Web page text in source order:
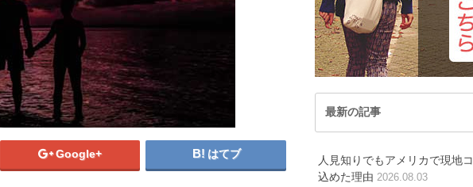
センブルク
ルーマニア
中東/アフリカ
ブ首長国連邦 アルジェリア
プト
カタール
ケニア
ジアラビア
セネガル
タンザニア
ベナン共和国
モザンビーク
オセアニア
オーストラリア
トンガ
ニュージーランド
パラオ
シドニー
２年。現
海外初心者でも安
ホームス
記事が見つかりませ
PICKUP
PICKUP ARTICLE
記事が見つかりませんでし
PICKUP ARTICLE
記事が見つかりませんでした
PICKUP ARTICLE
PICKUP ARTICLE
Google+ はてブ
最新の記事
人見知りでもアメリカで現地
込めた理由 2026.08.03